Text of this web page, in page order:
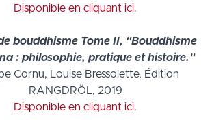
Disponible en cliquant ici.
bouddhisme Tome II, "Bouddhisme
: philosophie, pratique et histoire."
Cornu, Louise Bressolette, Édition
RANGDRÖL, 2019
Disponible en cliquant ici.